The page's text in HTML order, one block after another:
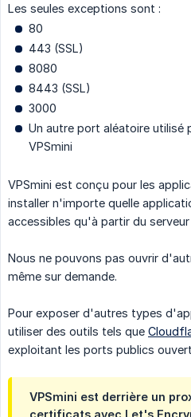
Les seules exceptions sont :
80
443 (SSL)
8080
8443 (SSL)
3000
Un autre port aléatoire utilisé
VPSmini
VPSmini est conçu pour les
installer n'importe quelle
accessibles qu'à partir du
Nous ne pouvons pas ouvrir
même sur demande.
Pour exposer d'autres types
utiliser des outils tels que
exploitant les ports publics
VPSmini est derrière un
certificats avec Let's